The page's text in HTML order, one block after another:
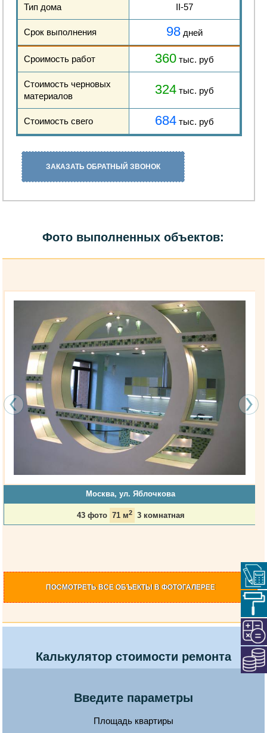
Тип дома II-57
Срок выполнения 98дней
Сроимость работ 360тыс. руб
Стоимость черновых
материалов
324тыс. руб
Стоимость свего 684тыс. руб
ЗАКАЗАТЬ ОБРАТНЫЙ ЗВОНОК
Фото выполненных объектов:
Москва, ул. Яблочкова
43 фото 71 м2 3 комнатная
ПОСМОТРЕТЬ ВСЕ ОБЪЕКТЫ В ФОТОГАЛЕРЕЕ
Калькулятор стоимости ремонта
Введите параметры
Площадь квартиры